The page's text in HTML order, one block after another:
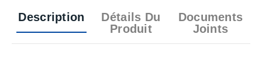
Description
Détails Du
Produit
Documents
Joints